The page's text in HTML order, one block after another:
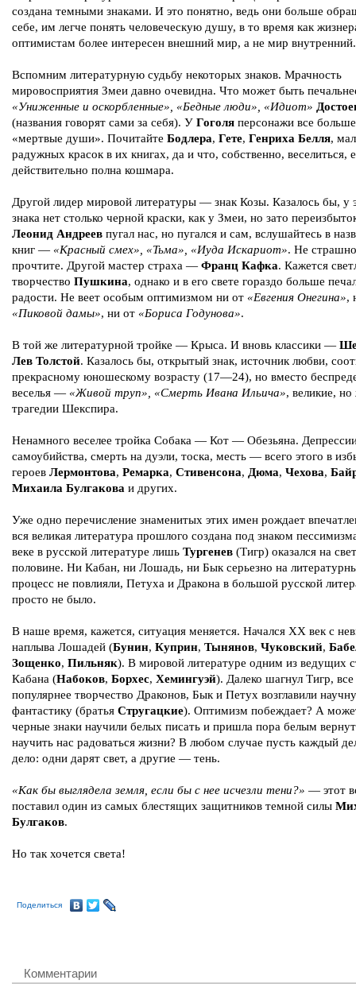
создана темными знаками. И это понятно, ведь они больше
себе, им легче понять человеческую душу, в то время как
оптимистам более интересен внешний мир, а не мир внутренний.
Вспомним литературную судьбу некоторых знаков. Мрачность
мировосприятия Змеи давно очевидна. Что может быть
«Униженные и оскорбленные», «Бедные люди», «Идиот»
(названия говорят сами за себя). У Гоголя персонажи все больше
«мертвые души». Почитайте Бодлера, Гете, Генриха Белля,
радужных красок в их книгах, да и что, собственно, веселиться,
действительно полна кошмара.
Другой лидер мировой литературы — знак Козы. Казалось бы, у
знака нет столько черной краски, как у Змеи, но зато
Леонид Андреев пугал нас, но пугался и сам, вслушайтесь в
книг — «Красный смех», «Тьма», «Иуда Искариот». Не
прочтите. Другой мастер страха — Франц Кафка. Кажется
творчество Пушкина, однако и в его свете гораздо больше
радости. Не веет особым оптимизмом ни от «Евгения Онегина»,
«Пиковой дамы», ни от «Бориса Годунова».
В той же литературной тройке — Крыса. И вновь классики —
Лев Толстой. Казалось бы, открытый знак, источник любви,
прекрасному юношескому возрасту (17—24), но вместо
веселья — «Живой труп», «Смерть Ивана Ильича», великие,
трагедии Шекспира.
Ненамного веселее тройка Собака — Кот — Обезьяна.
самоубийства, смерть на дуэли, тоска, месть — всего этого в
героев Лермонтова, Ремарка, Стивенсона, Дюма, Чехова,
Михаила Булгакова и других.
Уже одно перечисление знаменитых этих имен рождает
вся великая литература прошлого создана под знаком
веке в русской литературе лишь Тургенев (Тигр) оказался на
половине. Ни Кабан, ни Лошадь, ни Бык серьезно на
процесс не повлияли, Петуха и Дракона в большой русской
просто не было.
В наше время, кажется, ситуация меняется. Начался ХХ век с
наплыва Лошадей (Бунин, Куприн, Тынянов, Чуковский,
Зощенко, Пильняк). В мировой литературе одним из ведущих
Кабана (Набоков, Борхес, Хемингуэй). Далеко шагнул Тигр, все
популярнее творчество Драконов, Бык и Петух возглавили
фантастику (братья Стругацкие). Оптимизм побеждает? А
черные знаки научили белых писать и пришла пора белым
научить нас радоваться жизни? В любом случае пусть каждый
дело: одни дарят свет, а другие — тень.
«Как бы выглядела земля, если бы с нее исчезли тени?» — этот
поставил один из самых блестящих защитников темной силы
Булгаков.
Но так хочется света!
Поделиться
Комментарии